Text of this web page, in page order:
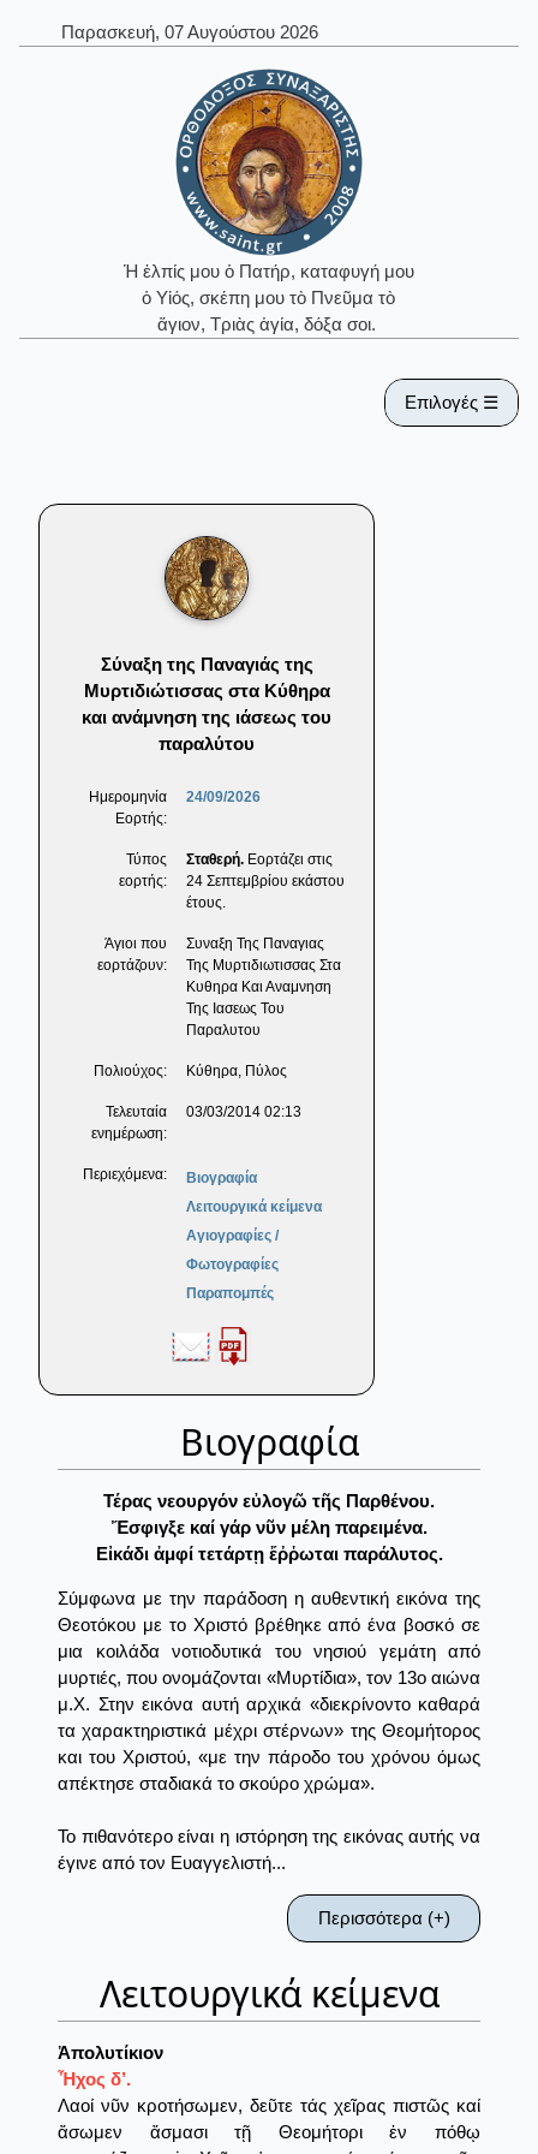
Παρασκευή, 07 Αυγούστου 2026
Ἡ ἐλπίς μου ὁ Πατήρ, καταφυγή μου
ὁ Υἱός, σκέπη μου τὸ Πνεῦμα τὸ
ἅγιον, Τριὰς ἁγία, δόξα σοι.
Επιλογές ☰
Σύναξη της Παναγιάς της
Μυρτιδιώτισσας στα Κύθηρα
και ανάμνηση της ιάσεως του
παραλύτου
Ημερομηνία
Εορτής:
24/09/2026
Τύπος
εορτής:
Σταθερή. Εορτάζει στις
24 Σεπτεμβρίου εκάστου
έτους.
Άγιοι που
εορτάζουν:
Συναξη Της Παναγιας
Της Μυρτιδιωτισσας Στα
Κυθηρα Και Αναμνηση
Της Ιασεως Του
Παραλυτου
Πολιούχος: Κύθηρα, Πύλος
Τελευταία
ενημέρωση:
03/03/2014 02:13
Περιεχόμενα:
Βιογραφία
Λειτουργικά κείμενα
Αγιογραφίες /
Φωτογραφίες
Παραπομπές
Βιογραφία
Τέρας νεουργόν εὐλογῶ τῆς Παρθένου.
Ἔσφιγξε καί γάρ νῦν μέλη παρειμένα.
Εἰκάδι ἀμφί τετάρτῃ ἔῤῥωται παράλυτος.
Σύμφωνα με την παράδοση η αυθεντική εικόνα της
Θεοτόκου με το Χριστό βρέθηκε από ένα βοσκό σε
μια κοιλάδα νοτιοδυτικά του νησιού γεμάτη από
μυρτιές, που ονομάζονται «Μυρτίδια», τον 13ο αιώνα
μ.Χ. Στην εικόνα αυτή αρχικά «διεκρίνοντο καθαρά
τα χαρακτηριστικά μέχρι στέρνων» της Θεομήτορος
και του Χριστού, «με την πάροδο του χρόνου όμως
απέκτησε σταδιακά το σκούρο χρώμα».
Το πιθανότερο είναι η ιστόρηση της εικόνας αυτής να
έγινε από τον Ευαγγελιστή...
Περισσότερα (+)
Λειτουργικά κείμενα
Ἀπολυτίκιον
Ἦχος δ’.
Λαοί νῦν κροτήσωμεν, δεῦτε τάς χεῖρας πιστῶς καί
ἄσωμεν ἄσμασι τῇ Θεομήτορι ἐν πόθῳ